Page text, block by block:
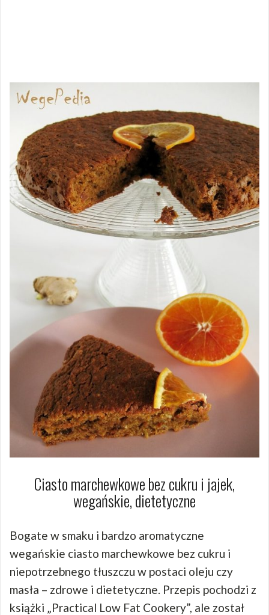
Ciasto marchewkowe bez cukru i jajek,
wegańskie, dietetyczne
Bogate w smaku i bardzo aromatyczne
wegańskie ciasto marchewkowe bez cukru i
niepotrzebnego tłuszczu w postaci oleju czy
masła – zdrowe i dietetyczne. Przepis pochodzi z
książki „Practical Low Fat Cookery”, ale został